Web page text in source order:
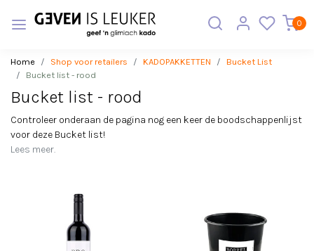
0
Home Shop voor retailers KADOPAKKETTEN
Bucket List
Bucket list - rood
Bucket list - rood
Controleer onderaan de pagina nog een keer de boodschappenlijst
voor deze Bucket list!
Lees meer.